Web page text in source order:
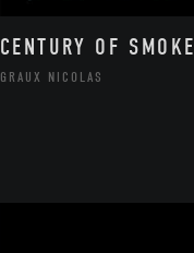
CENTURY OF SMOKE
GRAUX NICOLAS